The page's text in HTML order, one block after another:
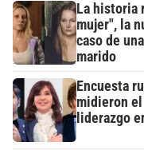
La historia
mujer", la
caso de
marido
Encuesta
midieron
liderazgo